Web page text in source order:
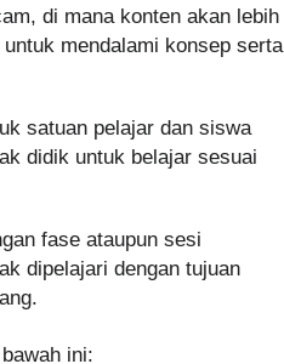
di mana konten akan lebih
mendalami konsep serta
satuan pelajar dan siswa
didik untuk belajar sesuai
fase ataupun sesi
dipelajari dengan tujuan
ini: